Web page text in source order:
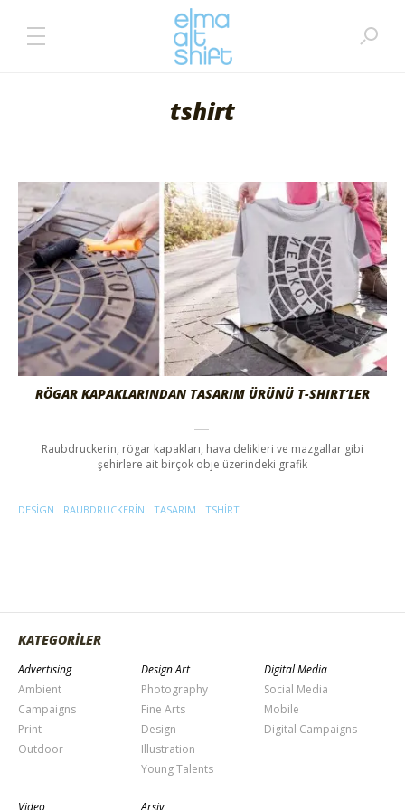
tshirt
RÖGAR KAPAKLARINDAN TASARIM ÜRÜNÜ T-SHIRT’LER
Raubdruckerin, rögar kapakları, hava delikleri ve mazgallar gibi
şehirlere ait birçok obje üzerindeki grafik
DESIGN RAUBDRUCKERIN TASARIM TSHIRT
KATEGORİLER
Advertising
Ambient
Campaigns
Print
Outdoor
Design Art
Photography
Fine Arts
Design
Illustration
Young Talents
Digital Media
Social Media
Mobile
Digital Campaigns
Video Arşiv